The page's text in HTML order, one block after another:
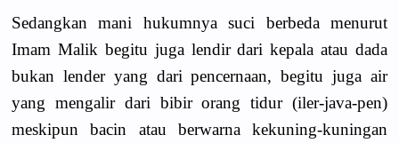
Sedangkan mani hukumnya suci berbeda menurut
Imam Malik begitu juga lendir dari kepala atau dada
bukan lender yang dari pencernaan, begitu juga air
yang mengalir dari bibir orang tidur (iler-java-pen)
meskipun bacin atau berwarna kekuning-kuningan